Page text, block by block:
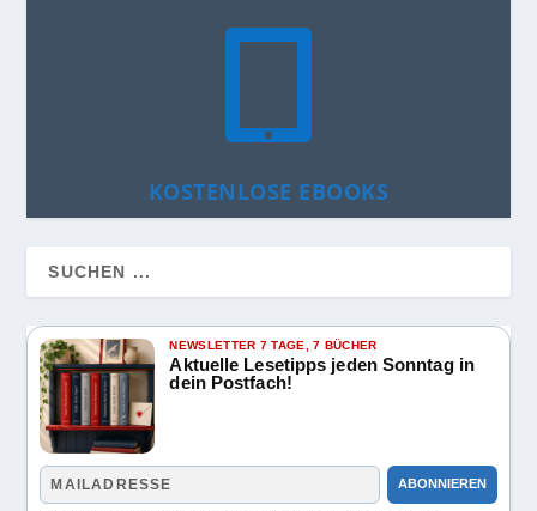
KOSTENLOSE EBOOKS
NEWSLETTER 7 TAGE, 7 BÜCHER
Aktuelle Lesetipps jeden Sonntag in
dein Postfach!
ABONNIEREN